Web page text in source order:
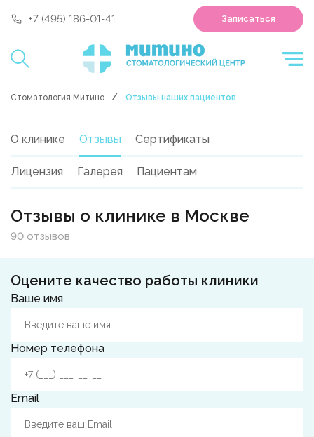
+7 (495) 186-01-41 Записаться
Стоматология Митино Отзывы наших пациентов
О клинике Отзывы Сертификаты
Лицензия Галерея Пациентам
Отзывы о клинике в Москве
90 отзывов
Оцените качество работы клиники
Ваше имя
Номер телефона
Email